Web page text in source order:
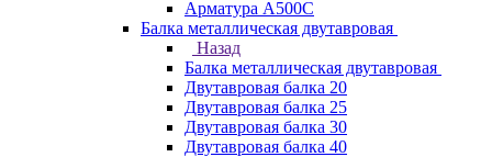
Арматура А500С
Балка металлическая двутавровая
Назад
Балка металлическая двутавровая
Двутавровая балка 20
Двутавровая балка 25
Двутавровая балка 30
Двутавровая балка 40